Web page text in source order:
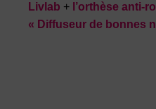
Livlab + l’orthèse anti-
« Diffuseur de bonnes